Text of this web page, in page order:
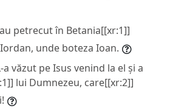
petrecut în Betania[[xr:1]]
unde boteza Ioan.
a văzut pe Isus venind la el și a
lui Dumnezeu, care[[xr:2]]